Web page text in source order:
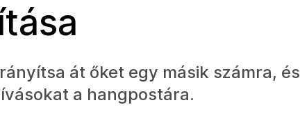
át őket egy másik számra, és
a hangpostára.